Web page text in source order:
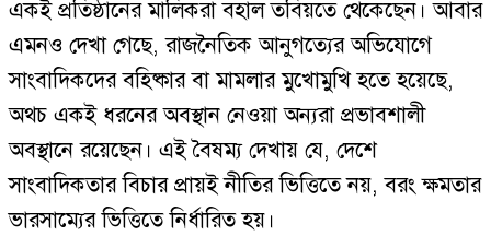
একই প্রতিষ্ঠানের মালিকরা বহাল তবিয়তে থেকেছেন। আবার
এমনও দেখা গেছে, রাজনৈতিক আনুগত্যের অভিযোগে
সাংবাদিকদের বহিষ্কার বা মামলার মুখোমুখি হতে হয়েছে,
অথচ একই ধরনের অবস্থান নেওয়া অন্যরা প্রভাবশালী
অবস্থানে রয়েছেন। এই বৈষম্য দেখায় যে, দেশে
সাংবাদিকতার বিচার প্রায়ই নীতির ভিত্তিতে নয়, বরং ক্ষমতার
ভারসাম্যের ভিত্তিতে নির্ধারিত হয়।